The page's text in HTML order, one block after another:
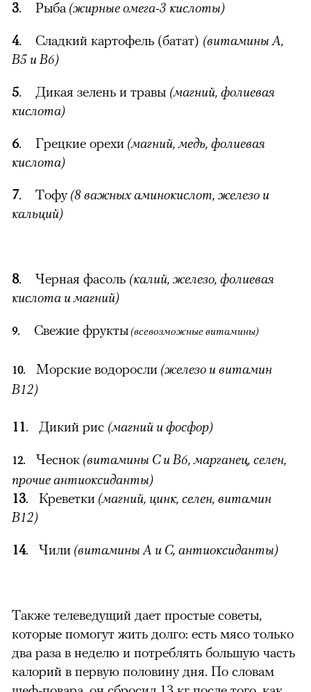
3. Рыба (жирные омега-3 кислоты)
4. Сладкий картофель (батат) (витамины А,
В5 и В6)
5. Дикая зелень и травы (магний, фолиевая
кислота)
6. Грецкие орехи (магний, медь, фолиевая
кислота)
7. Тофу(8 важных аминокислот, железо и
кальций)
8. Черная фасоль (калий, железо, фолиевая
кислота и магний)
9. Свежие фрукты(всевозможные витамины)
10. Морские водоросли (железо и витамин
B12)
11. Дикий рис (магний и фосфор)
12. Чеснок (витамины C и В6, марганец, селен,
прочие антиоксиданты)
13. Креветки (магний, цинк, селен, витамин
B12)
14. Чили (витамины А и С, антиоксиданты)
Также телеведущий дает простые советы,
которые помогут жить долго: есть мясо только
два раза в неделю и потреблять большую часть
калорий в первую половину дня. По словам